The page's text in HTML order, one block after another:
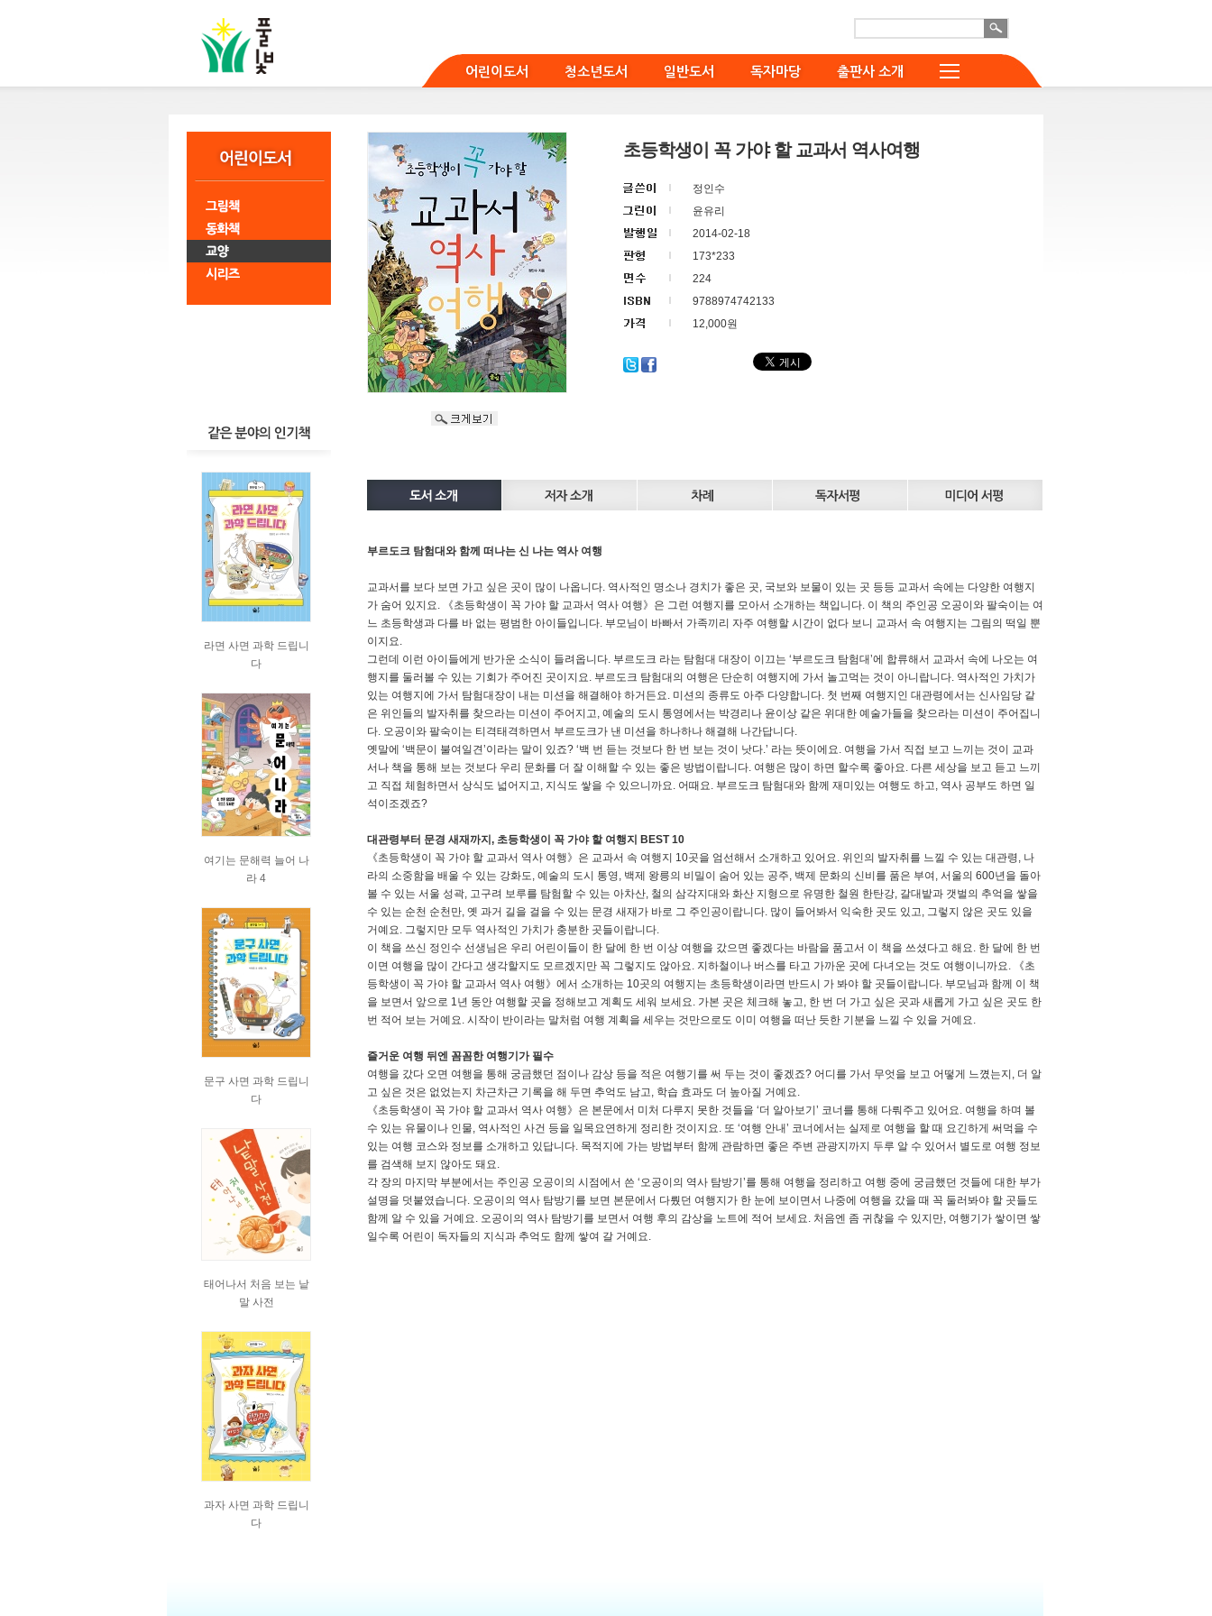
어린이도서 청소년도서 일반도서 독자마당 출판사 소개
라면 사면 과학 드립니
다
여기는 문해력 늘어 나
라 4
문구 사면 과학 드립니
다
태어나서 처음 보는 낱
말 사전
과자 사면 과학 드립니
다
초등학생이 꼭 가야 할 교과서 역사여행
정인수
윤유리
2014-02-18
173*233
224
9788974742133
12,000원
부르도크 탐험대와 함께 떠나는 신 나는 역사 여행
교과서를 보다 보면 가고 싶은 곳이 많이 나옵니다. 역사적인 명소나 경치가 좋은 곳, 국보와 보물이 있는 곳 등등 교과서 속에는 다양한 여행지
가 숨어 있지요. 《초등학생이 꼭 가야 할 교과서 역사 여행》은 그런 여행지를 모아서 소개하는 책입니다. 이 책의 주인공 오공이와 팔숙이는 여
느 초등학생과 다를 바 없는 평범한 아이들입니다. 부모님이 바빠서 가족끼리 자주 여행할 시간이 없다 보니 교과서 속 여행지는 그림의 떡일 뿐
이지요.
그런데 이런 아이들에게 반가운 소식이 들려옵니다. 부르도크 라는 탐험대 대장이 이끄는 ‘부르도크 탐험대’에 합류해서 교과서 속에 나오는 여
행지를 둘러볼 수 있는 기회가 주어진 곳이지요. 부르도크 탐험대의 여행은 단순히 여행지에 가서 놀고먹는 것이 아니랍니다. 역사적인 가치가
있는 여행지에 가서 탐험대장이 내는 미션을 해결해야 하거든요. 미션의 종류도 아주 다양합니다. 첫 번째 여행지인 대관령에서는 신사임당 같
은 위인들의 발자취를 찾으라는 미션이 주어지고, 예술의 도시 통영에서는 박경리나 윤이상 같은 위대한 예술가들을 찾으라는 미션이 주어집니
다. 오공이와 팔숙이는 티격태격하면서 부르도크가 낸 미션을 하나하나 해결해 나간답니다.
옛말에 ‘백문이 불여일견’이라는 말이 있죠? ‘백 번 듣는 것보다 한 번 보는 것이 낫다.’ 라는 뜻이에요. 여행을 가서 직접 보고 느끼는 것이 교과
서나 책을 통해 보는 것보다 우리 문화를 더 잘 이해할 수 있는 좋은 방법이랍니다. 여행은 많이 하면 할수록 좋아요. 다른 세상을 보고 듣고 느끼
고 직접 체험하면서 상식도 넓어지고, 지식도 쌓을 수 있으니까요. 어때요. 부르도크 탐험대와 함께 재미있는 여행도 하고, 역사 공부도 하면 일
석이조겠죠?
대관령부터 문경 새재까지, 초등학생이 꼭 가야 할 여행지 BEST 10
《초등학생이 꼭 가야 할 교과서 역사 여행》은 교과서 속 여행지 10곳을 엄선해서 소개하고 있어요. 위인의 발자취를 느낄 수 있는 대관령, 나
라의 소중함을 배울 수 있는 강화도, 예술의 도시 통영, 백제 왕릉의 비밀이 숨어 있는 공주, 백제 문화의 신비를 품은 부여, 서울의 600년을 돌아
볼 수 있는 서울 성곽, 고구려 보루를 탐험할 수 있는 아차산, 철의 삼각지대와 화산 지형으로 유명한 철원 한탄강, 갈대밭과 갯벌의 추억을 쌓을
수 있는 순천 순천만, 옛 과거 길을 걸을 수 있는 문경 새재가 바로 그 주인공이랍니다. 많이 들어봐서 익숙한 곳도 있고, 그렇지 않은 곳도 있을
거예요. 그렇지만 모두 역사적인 가치가 충분한 곳들이랍니다.
이 책을 쓰신 정인수 선생님은 우리 어린이들이 한 달에 한 번 이상 여행을 갔으면 좋겠다는 바람을 품고서 이 책을 쓰셨다고 해요. 한 달에 한 번
이면 여행을 많이 간다고 생각할지도 모르겠지만 꼭 그렇지도 않아요. 지하철이나 버스를 타고 가까운 곳에 다녀오는 것도 여행이니까요. 《초
등학생이 꼭 가야 할 교과서 역사 여행》에서 소개하는 10곳의 여행지는 초등학생이라면 반드시 가 봐야 할 곳들이랍니다. 부모님과 함께 이 책
을 보면서 앞으로 1년 동안 여행할 곳을 정해보고 계획도 세워 보세요. 가본 곳은 체크해 놓고, 한 번 더 가고 싶은 곳과 새롭게 가고 싶은 곳도 한
번 적어 보는 거예요. 시작이 반이라는 말처럼 여행 계획을 세우는 것만으로도 이미 여행을 떠난 듯한 기분을 느낄 수 있을 거예요.
즐거운 여행 뒤엔 꼼꼼한 여행기가 필수
여행을 갔다 오면 여행을 통해 궁금했던 점이나 감상 등을 적은 여행기를 써 두는 것이 좋겠죠? 어디를 가서 무엇을 보고 어떻게 느꼈는지, 더 알
고 싶은 것은 없었는지 차근차근 기록을 해 두면 추억도 남고, 학습 효과도 더 높아질 거예요.
《초등학생이 꼭 가야 할 교과서 역사 여행》은 본문에서 미처 다루지 못한 것들을 ‘더 알아보기’ 코너를 통해 다뤄주고 있어요. 여행을 하며 볼
수 있는 유물이나 인물, 역사적인 사건 등을 일목요연하게 정리한 것이지요. 또 ‘여행 안내’ 코너에서는 실제로 여행을 할 때 요긴하게 써먹을 수
있는 여행 코스와 정보를 소개하고 있답니다. 목적지에 가는 방법부터 함께 관람하면 좋은 주변 관광지까지 두루 알 수 있어서 별도로 여행 정보
를 검색해 보지 않아도 돼요.
각 장의 마지막 부분에서는 주인공 오공이의 시점에서 쓴 ‘오공이의 역사 탐방기’를 통해 여행을 정리하고 여행 중에 궁금했던 것들에 대한 부가
설명을 덧붙였습니다. 오공이의 역사 탐방기를 보면 본문에서 다뤘던 여행지가 한 눈에 보이면서 나중에 여행을 갔을 때 꼭 둘러봐야 할 곳들도
함께 알 수 있을 거예요. 오공이의 역사 탐방기를 보면서 여행 후의 감상을 노트에 적어 보세요. 처음엔 좀 귀찮을 수 있지만, 여행기가 쌓이면 쌓
일수록 어린이 독자들의 지식과 추억도 함께 쌓여 갈 거예요.